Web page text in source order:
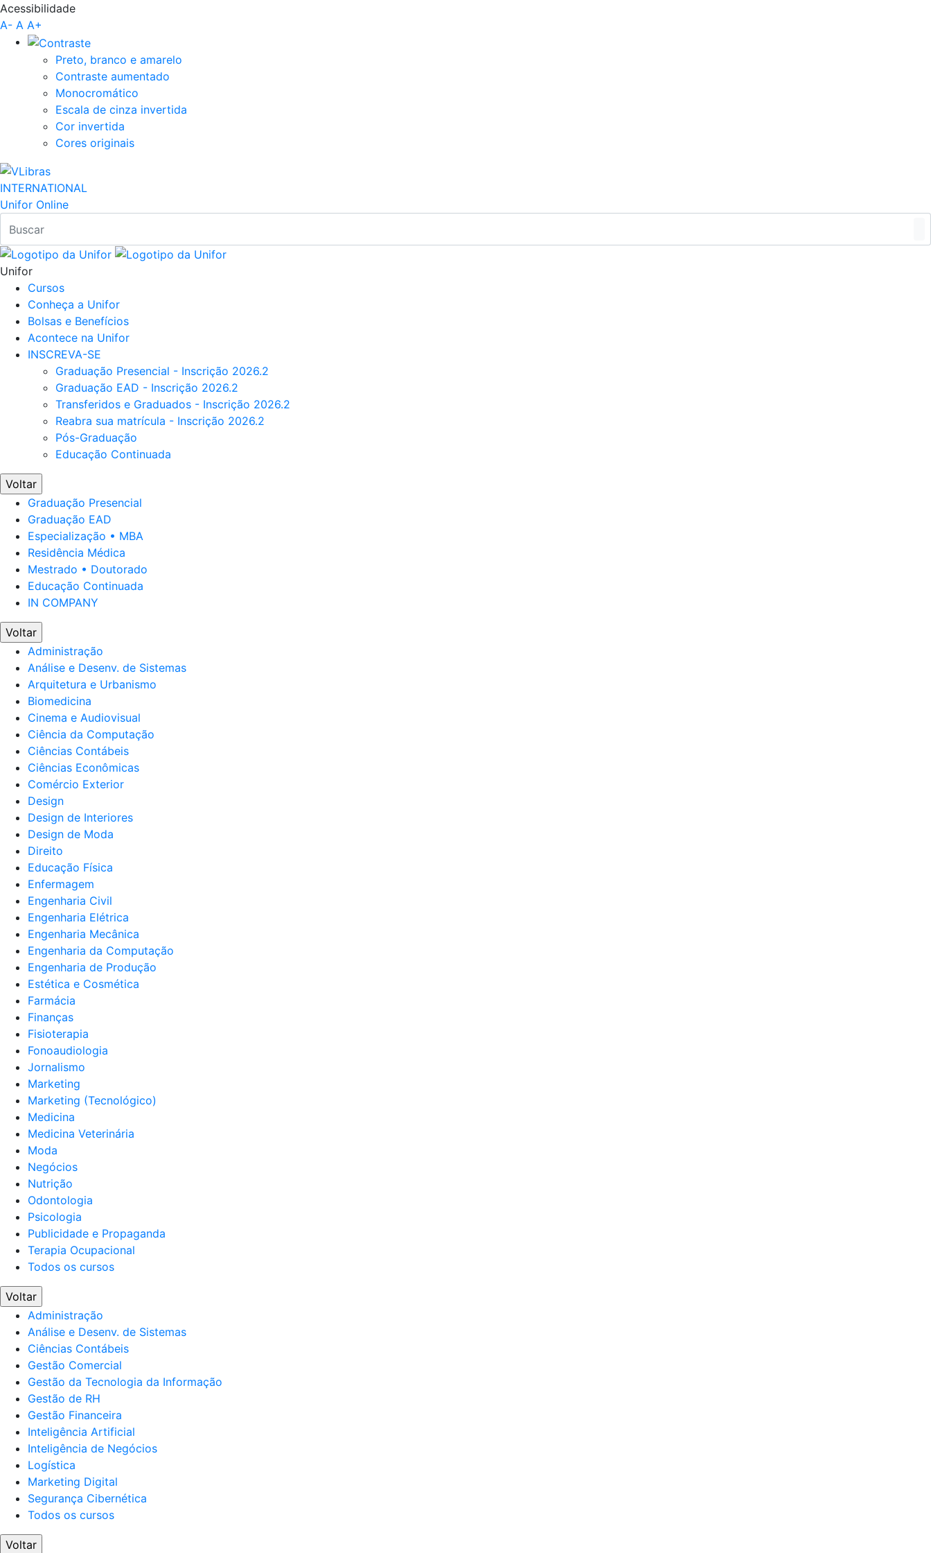
Pular para o Conteúdo principal
Acessibilidade
A- A A+
Preto, branco e amarelo
Contraste aumentado
Monocromático
Escala de cinza invertida
Cor invertida
Cores originais
INTERNATIONAL
Unifor Online
Unifor
Cursos
Conheça a Unifor
Bolsas e Benefícios
Acontece na Unifor
INSCREVA-SE
Graduação Presencial - Inscrição 2026.2
Graduação EAD - Inscrição 2026.2
Transferidos e Graduados - Inscrição 2026.2
Reabra sua matrícula - Inscrição 2026.2
Pós-Graduação
Educação Continuada
Voltar
Graduação Presencial
Graduação EAD
Especialização • MBA
Residência Médica
Mestrado • Doutorado
Educação Continuada
IN COMPANY
Voltar
Administração
Análise e Desenv. de Sistemas
Arquitetura e Urbanismo
Biomedicina
Cinema e Audiovisual
Ciência da Computação
Ciências Contábeis
Ciências Econômicas
Comércio Exterior
Design
Design de Interiores
Design de Moda
Direito
Educação Física
Enfermagem
Engenharia Civil
Engenharia Elétrica
Engenharia Mecânica
Engenharia da Computação
Engenharia de Produção
Estética e Cosmética
Farmácia
Finanças
Fisioterapia
Fonoaudiologia
Jornalismo
Marketing
Marketing (Tecnológico)
Medicina
Medicina Veterinária
Moda
Negócios
Nutrição
Odontologia
Psicologia
Publicidade e Propaganda
Terapia Ocupacional
Todos os cursos
Voltar
Administração
Análise e Desenv. de Sistemas
Ciências Contábeis
Gestão Comercial
Gestão da Tecnologia da Informação
Gestão de RH
Gestão Financeira
Inteligência Artificial
Inteligência de Negócios
Logística
Marketing Digital
Segurança Cibernética
Todos os cursos
Voltar